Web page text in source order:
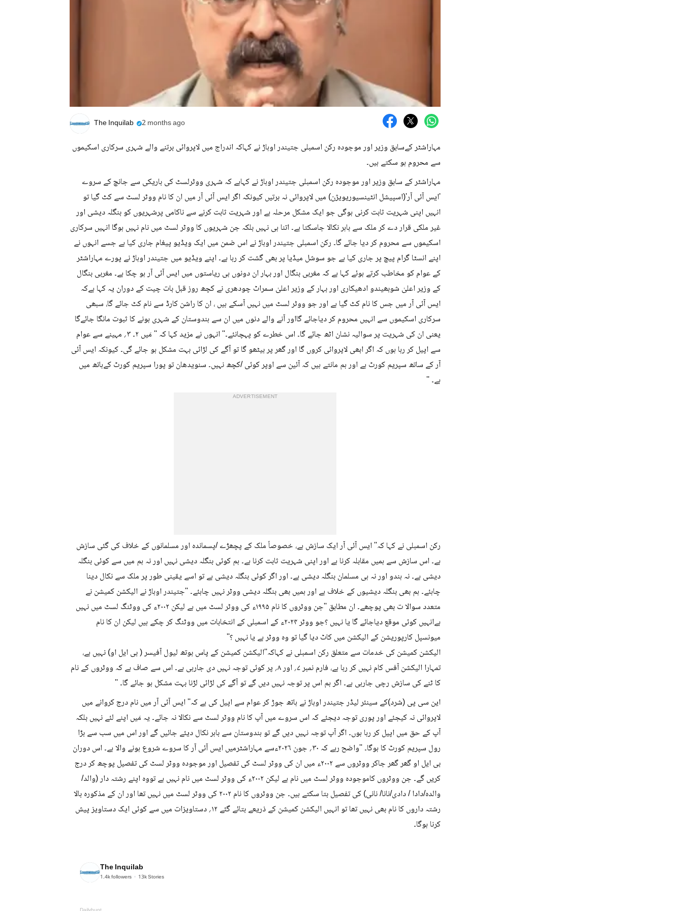
The Inquilab 2 months ago
مہاراشٹر کےسابق وزیر اور موجودہ رکن اسمبلی جتیندر اوہاڑ نے کہاکہ اندراج میں لاپروائی برتنے والے شہری سرکاری اسکیموں
سے محروم ہو سکتے ہیں۔
مہاراشٹر کے سابق وزیر اور موجودہ رکن اسمبلی جتیندر اوہاڑ نے کہاہے کہ شہری ووٹرلسٹ کی باریکی سے جانچ کے سروے
'ایس آئی آر'(اسپیشل انٹینسیوریویژن) میں لاپروائی نہ برتیں کیونکہ اگر ایس آئی آر میں ان کا نام ووٹر لسٹ سے کٹ گیا تو
انہیں اپنی شہریت ثابت کرنی ہوگی جو ایک مشکل مرحلہ ہے اور شہریت ثابت کرنے سے ناکامی پرشہریوں کو بنگلہ دیشی اور
غیر ملکی قرار دے کر ملک سے باہر نکالا جاسکتا ہے۔ اتنا ہی نہیں بلکہ جن شہریوں کا ووٹر لسٹ میں نام نہیں ہوگا انہیں سرکاری
اسکیموں سے محروم کر دیا جائے گا۔ رکن اسمبلی جتیندر اوہاڑ نے اس ضمن میں ایک ویڈیو پیغام جاری کیا ہے جسے انہوں نے
اپنے انسٹا گرام پیچ پر جاری کیا ہے جو سوشل میڈیا پر بھی گشت کر رہا ہے۔ اپنے ویڈیو میں جتیندر اوہاڑ نے پورے مہاراشٹر
کے عوام کو مخاطب کرتے ہوئے کہا ہے کہ مغربی بنگال اور بہار ان دونوں ہی ریاستوں میں ایس آئی آر ہو چکا ہے۔ مغربی بنگال
کے وزیر اعلیٰ شوبھیندو ادھیکاری اور بہار کے وزیر اعلیٰ سمراٹ چودھری نے کچھ روز قبل بات چیت کے دوران یہ کہا ہےکہ
ایس آئی آر میں جس کا نام کٹ گیا ہے اور جو ووٹر لسٹ میں نہیں آسکے ہیں ، ان کا راشن کارڈ سے نام کٹ جائے گا، سبھی
سرکاری اسکیموں سے انہیں محروم کر دیاجائے گااور آنے والے دنوں میں ان سے ہندوستان کے شہری ہونے کا ثبوت مانگا جائےگا
یعنی ان کی شہریت پر سوالیہ نشان اٹھ جائے گا۔ اس خطرے کو پہچانئے۔'' انہوں نے مزید کہا کہ '' مَیں ۲۔ ۳؍ مہینے سے عوام
سے اپیل کر رہا ہوں کہ اگر ابھی لاپروائی کروں گا اور گھر پر بیٹھو گا تو آگے کی لڑائی بہت مشکل ہو جائے گی۔ کیونکہ ایس آئی
آر کے ساتھ سپریم کورٹ ہے اور ہم مانتے ہیں کہ آئین سے اوپر کوئی /کچھ نہیں۔ سنویدھان تو پورا سپریم کورٹ کےہاتھ میں
ہے۔ ''
ADVERTISEMENT
رکن اسمبلی نے کہا کہ'' ایس آئی آر ایک سازش ہے، خصوصاً ملک کے پچھڑے /پسماندہ اور مسلمانوں کے خلاف کی گئی سازش
ہے۔ اس سازش سے ہمیں مقابلہ کرنا ہے اور اپنی شہریت ثابت کرنا ہے۔ ہم کوئی بنگلہ دیشی نہیں اور نہ ہم میں سے کوئی بنگلہ
دیشی ہے۔ نہ ہندو اور نہ ہی مسلمان بنگلہ دیشی ہے۔ اور اگر کوئی بنگلہ دیشی ہے تو اسے یقینی طور پر ملک سے نکال دینا
چاہئے۔ ہم بھی بنگلہ دیشیوں کے خلاف ہے اور ہمیں بھی بنگلہ دیشی ووٹر نہیں چاہئے۔ ''جتیندر اوہاڑ نے الیکشن کمیشن نے
متعدد سوالا ت بھی پوچھے۔ ان مطابق ''جن ووٹروں کا نام ۱۹۹۵ء کی ووٹر لسٹ میں ہے لیکن ۲۰۰۲ء کی ووٹنگ لسٹ میں نہیں
ہےانہیں کوئی موقع دیاجائے گا یا نہیں ؟جو ووٹر ۲۰۲۴ء کے اسمبلی کے انتخابات میں ووٹنگ کر چکے ہیں لیکن ان کا نام
میونسپل کارپوریشن کے الیکشن میں کاٹ دیا گیا تو وہ ووٹر ہے یا نہیں ؟''
الیکشن کمیشن کی خدمات سے متعلق رکن اسمبلی نے کہاکہ''الیکشن کمیشن کے پاس بوتھ لیول آفیسر ( بی ایل او) نہیں ہے،
تمہارا الیکشن آفس کام نہیں کر رہا ہے، فارم نمبر ۷؍ اور ۸؍ پر کوئی توجہ نہیں دی جارہی ہے۔ اس سے صاف ہے کہ ووٹروں کے نام
کا ٹنے کی سازش رچی جارہی ہے۔ اگر ہم اس پر توجہ نہیں دیں گے تو آگے کی لڑائی لڑنا بہت مشکل ہو جائے گا۔ ''
این سی پی (شرد)کے سینئر لیڈر جتیندر اوہاڑ نے ہاتھ جوڑ کر عوام سے اپیل کی ہے کہ'' ایس آئی آر میں نام درج کروانے میں
لاپروائی نہ کیجئے اور پوری توجہ دیجئے کہ اس سروے میں آپ کا نام ووٹر لسٹ سے نکالا نہ جائے۔ یہ مَیں اپنے لئے نہیں بلکہ
آپ کے حق میں اپیل کر رہا ہوں۔ اگر آپ توجہ نہیں دیں گے تو ہندوستان سے باہر نکال دیئے جائیں گے اور اس میں سب سے بڑا
رول سپریم کورٹ کا ہوگا۔ ''واضح رہے کہ ۳۰؍ جون ۲۰۲۶ءسے مہاراشٹرمیں ایس آئی آر کا سروے شروع ہونے والا ہے۔ اس دوران
بی ایل او گھر گھر جاکر ووٹروں سے ۲۰۰۲ء میں ان کی ووٹر لسٹ کی تفصیل اور موجودہ ووٹر لسٹ کی تفصیل پوچھ کر درج
کریں گے۔ جن ووٹروں کاموجودہ ووٹر لسٹ میں نام ہے لیکن ۲۰۰۲ء کی ووٹر لسٹ میں نام نہیں ہے تووہ اپنے رشتہ دار (والد/
والدہ/دادا / دادی/نانا/ نانی) کی تفصیل بتا سکتے ہیں۔ جن ووٹروں کا نام ۲۰۰۲ کی ووٹر لسٹ میں نہیں تھا اور ان کے مذکورہ بالا
رشتہ داروں کا نام بھی نہیں تھا تو انہیں الیکشن کمیشن کے ذریعے بتائے گئے ۱۲؍ دستاویزات میں سے کوئی ایک دستاویز پیش
کرنا ہوگا۔
The Inquilab
1.4kfollowers 13kStories